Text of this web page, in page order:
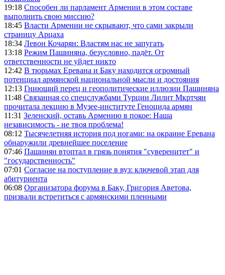
19:18 Способен ли парламент Армении в этом составе
выполнить свою миссию?
18:45 Власти Армении не скрывают, что сами закрыли
страницу Арцаха
18:34 Левон Кочарян: Властям нас не запугать
13:18 Режим Пашиняна, безусловно, падёт. От
ответственности не уйдет никто
12:42 В тюрьмах Еревана и Баку находится огромный
потенциал армянской национальной мысли и достояния
12:13 Гниющий перец и геополитические иллюзии Пашиняна
11:48 Связанная со спецслужбами Турции Лилит Мкртчян
прочитала лекцию в Музее-институте Геноцида армян
11:31 Зеленский, оставь Армению в покое: Наша
независимость - не твоя проблема!
08:12 Тысячелетняя история под ногами: на окраине Еревана
обнаружили древнейшее поселение
07:46 Пашинян втоптал в грязь понятия "суверенитет" и
"государственность"
07:01 Согласие на поступление в вуз: ключевой этап для
абитуриента
06:08 Организатора форума в Баку, Григория Аветова,
призвали встретиться с армянскими пленными